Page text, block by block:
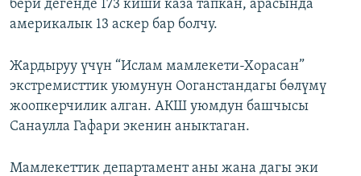
бери дегенде 173 киши каза тапкан, арасында
америкалык 13 аскер бар болчу.
Жардыруу үчүн “Ислам мамлекети-Хорасан”
экстремисттик уюмунун Ооганстандагы бөлүмү
жоопкерчилик алган. АКШ уюмдун башчысы
Санаулла Гафари экенин аныктаган.
Мамлекеттик департамент аны жана дагы эки